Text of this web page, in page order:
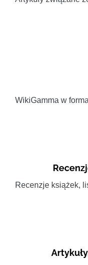
WikiGamma w
Recenzje książek,
Artykuły